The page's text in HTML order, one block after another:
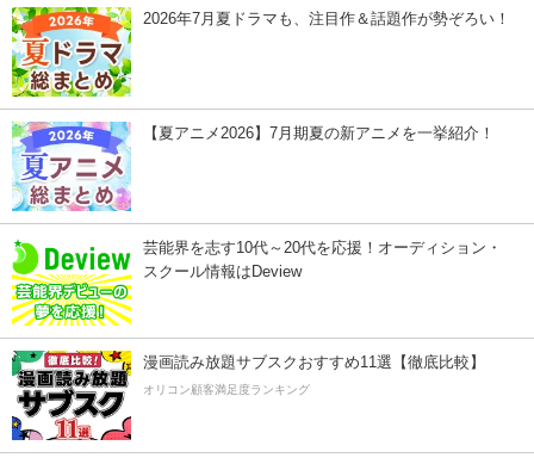
2026年7月夏ドラマも、注目作＆話題作が勢ぞろい！
【夏アニメ2026】7月期夏の新アニメを一挙紹介！
芸能界を志す10代～20代を応援！オーディション・
スクール情報はDeview
漫画読み放題サブスクおすすめ11選【徹底比較】
オリコン顧客満足度ランキング